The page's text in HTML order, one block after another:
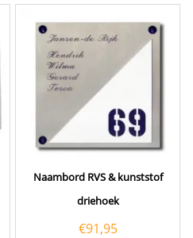
Naambord RVS & kunststof
driehoek
€91,95